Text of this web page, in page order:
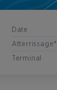
Date
Atterrissage*
Terminal